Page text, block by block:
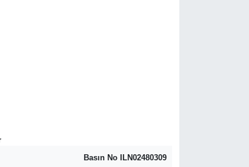
Basın No ILN02480309